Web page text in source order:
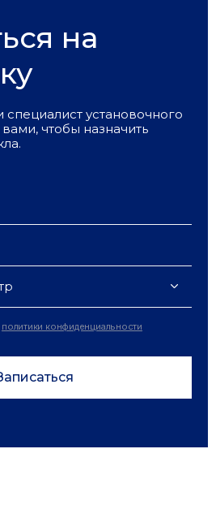
на
установочного
чтобы назначить
политики конфиденциальности